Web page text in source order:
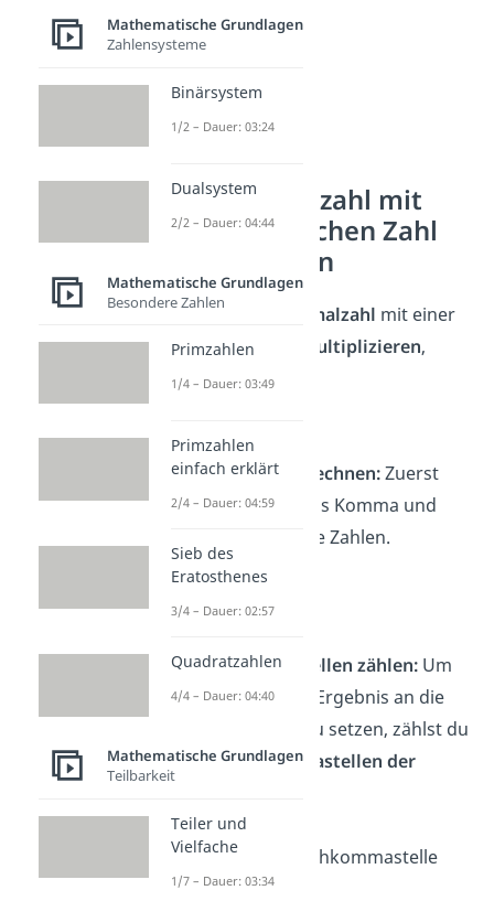
wieder eineNull.
Eine Dezimalzahl mit
einer natürlichen Zahl
multiplizieren
Willst du eine Dezimalzahl mit einer
natürlichen Zahl multiplizieren,
gehst du so vor:
Ohne Komma rechnen:Zuerst
ignorierst du das Komma und
multiplizierst die Zahlen.
16 · 3 = 48
Nachkommastellen zählen: Um
das Komma im Ergebnis an die
richtige Stelle zu setzen, zählst du
dieNachkommastellen der
1,6 hat eine Nachkommastelle
Mathematische Grundlagen
Zahlensysteme
Binärsystem
1/2 – Dauer: 03:24
Dualsystem
2/2 – Dauer: 04:44
Mathematische Grundlagen
Besondere Zahlen
Primzahlen
1/4 – Dauer: 03:49
Primzahlen
einfach erklärt
2/4 – Dauer: 04:59
Sieb des
Eratosthenes
3/4 – Dauer: 02:57
Quadratzahlen
4/4 – Dauer: 04:40
Mathematische Grundlagen
Teilbarkeit
Teiler und
Vielfache
1/7 – Dauer: 03:34